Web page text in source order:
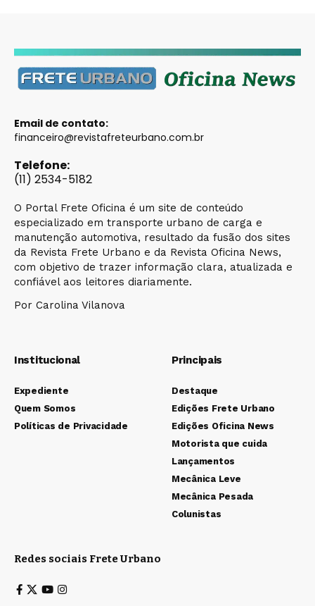
Email de contato:
financeiro@revistafreteurbano.com.br
Telefone:
(11) 2534-5182
O Portal Frete Oficina é um site de conteúdo
especializado em transporte urbano de carga e
manutenção automotiva, resultado da fusão dos sites
da Revista Frete Urbano e da Revista Oficina News,
com objetivo de trazer informação clara, atualizada e
confiável aos leitores diariamente.
Por Carolina Vilanova
Institucional
Expediente
Quem Somos
Políticas de Privacidade
Principais
Destaque
Edições Frete Urbano
Edições Oficina News
Motorista que cuida
Lançamentos
Mecânica Leve
Mecânica Pesada
Colunistas
Redes sociais Frete Urbano